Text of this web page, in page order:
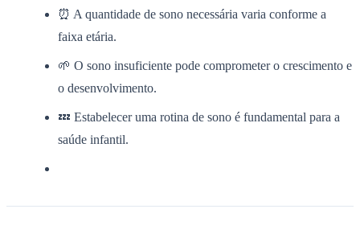
⏰ A quantidade de sono necessária varia conforme a
faixa etária.
🌱 O sono insuficiente pode comprometer o crescimento e
o desenvolvimento.
💤 Estabelecer uma rotina de sono é fundamental para a
saúde infantil.